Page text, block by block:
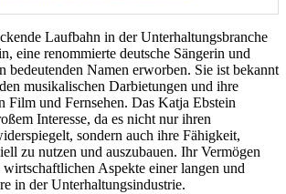
Laufbahn in der Unterhaltungsbranche
eine renommierte deutsche Sängerin und
bedeutenden Namen erworben. Sie ist bekannt
musikalischen Darbietungen und ihre
Film und Fernsehen. Das Katja Ebstein
Interesse, da es nicht nur ihren
sondern auch ihre Fähigkeit,
zu nutzen und auszubauen. Ihr Vermögen
Aspekte einer langen und
in der Unterhaltungsindustrie.